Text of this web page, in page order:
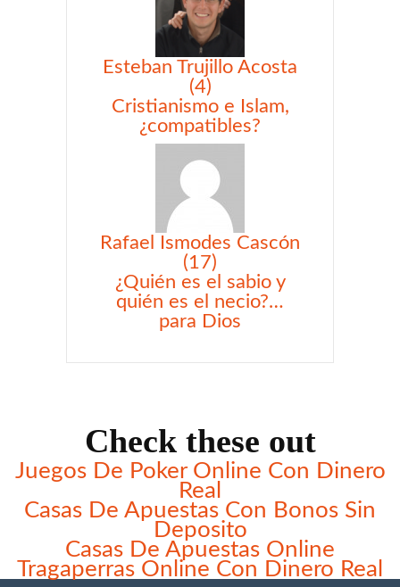
Esteban Trujillo Acosta
(4)
Cristianismo e Islam,
¿compatibles?
Rafael Ismodes Cascón
(17)
¿Quién es el sabio y
quién es el necio?…
para Dios
Check these out
Juegos De Poker Online Con Dinero
Real
Casas De Apuestas Con Bonos Sin
Deposito
Casas De Apuestas Online
Tragaperras Online Con Dinero Real